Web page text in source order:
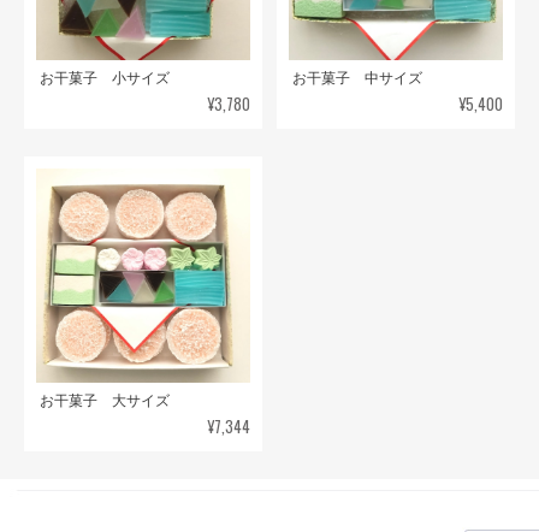
お干菓子 小サイズ
¥3,780
お干菓子 中サイズ
¥5,400
お干菓子 大サイズ
¥7,344